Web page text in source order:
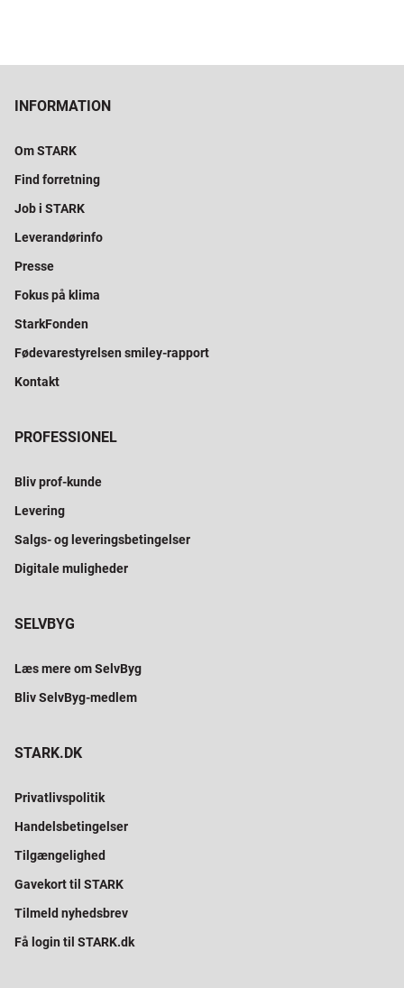
INFORMATION
Om STARK
Find forretning
Job i STARK
Leverandørinfo
Presse
Fokus på klima
StarkFonden
Fødevarestyrelsen smiley-rapport
Kontakt
PROFESSIONEL
Bliv prof-kunde
Levering
Salgs- og leveringsbetingelser
Digitale muligheder
SELVBYG
Læs mere om SelvByg
Bliv SelvByg-medlem
STARK.DK
Privatlivspolitik
Handelsbetingelser
Tilgængelighed
Gavekort til STARK
Tilmeld nyhedsbrev
Få login til STARK.dk